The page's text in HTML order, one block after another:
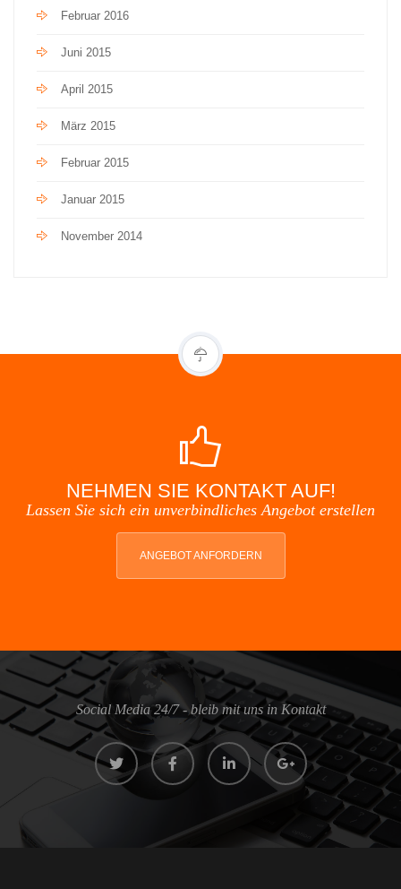
Februar 2016
Juni 2015
April 2015
März 2015
Februar 2015
Januar 2015
November 2014
NEHMEN SIE KONTAKT AUF!
Lassen Sie sich ein unverbindliches Angebot erstellen
ANGEBOT ANFORDERN
Social Media 24/7 - bleib mit uns in Kontakt